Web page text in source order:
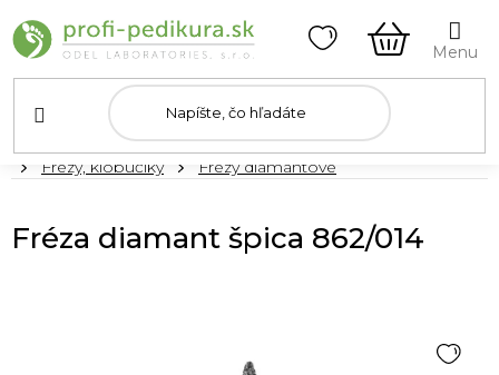
na
obsah
KOŠÍK
DomovFrézy, klobúčiky Frézy diamantové
Fréza diamant špica 862/014